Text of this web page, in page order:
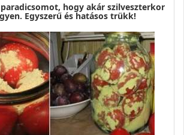
hogy akár szilveszterkor
Egyszerű és hatásos trükk!